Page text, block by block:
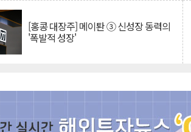
[홍콩 대장주] 메이퇀 ③ 신성장 동력의
'폭발적 성장'